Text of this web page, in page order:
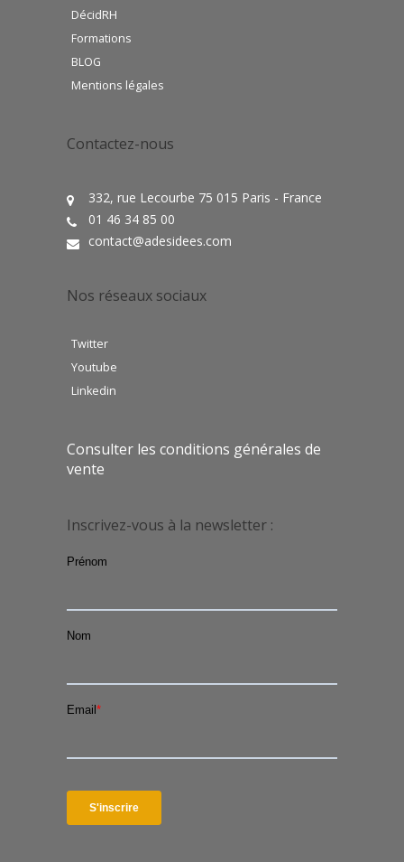
DécidRH
Formations
BLOG
Mentions légales
Contactez-nous
332, rue Lecourbe 75 015 Paris - France
01 46 34 85 00
contact@adesidees.com
Nos réseaux sociaux
Twitter
Youtube
Linkedin
Consulter les conditions générales de
vente
Inscrivez-vous à la newsletter :